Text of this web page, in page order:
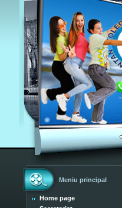
Meniu principal
Home page